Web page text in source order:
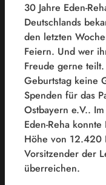
30 Jahre Eden-
Deutschlands
den letzten
Feiern. Und wer
Freude gerne
Geburtstag keine
Spenden für das
Ostbayern e.V..
Eden-Reha
Höhe von 12.420
Vorsitzender der
überreichen.